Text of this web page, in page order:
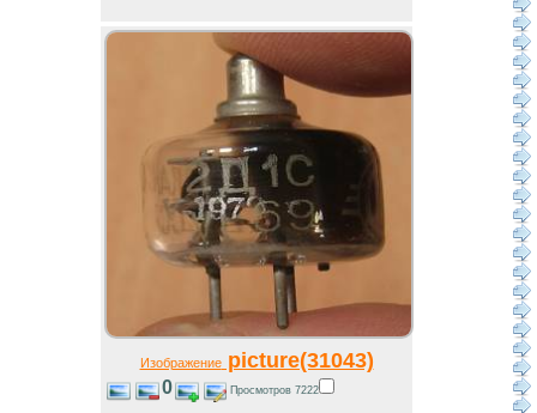
Изображениеpicture(31043)
0 Просмотров 7222